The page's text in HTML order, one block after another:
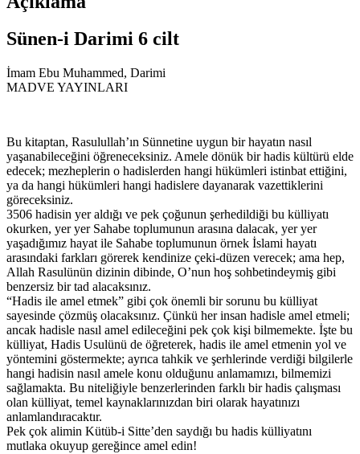
Sünen-i Darimi 6 cilt
İmam Ebu Muhammed, Darimi
MADVE YAYINLARI
Bu kitaptan, Rasulullah’ın Sünnetine uygun bir hayatın nasıl
yaşanabileceğini öğreneceksiniz. Amele dönük bir hadis kültürü elde
edecek; mezheplerin o hadislerden hangi hükümleri istinbat ettiğini,
ya da hangi hükümleri hangi hadislere dayanarak vazettiklerini
göreceksiniz.
3506 hadisin yer aldığı ve pek çoğunun şerhedildiği bu külliyatı
okurken, yer yer Sahabe toplumunun arasına dalacak, yer yer
yaşadığımız hayat ile Sahabe toplumunun örnek İslami hayatı
arasındaki farkları görerek kendinize çeki-düzen verecek; ama hep,
Allah Rasulünün dizinin dibinde, O’nun hoş sohbetindeymiş gibi
benzersiz bir tad alacaksınız.
“Hadis ile amel etmek” gibi çok önemli bir sorunu bu külliyat
sayesinde çözmüş olacaksınız. Çünkü her insan hadisle amel etmeli;
ancak hadisle nasıl amel edileceğini pek çok kişi bilmemekte. İşte bu
külliyat, Hadis Usulünü de öğreterek, hadis ile amel etmenin yol ve
yöntemini göstermekte; ayrıca tahkik ve şerhlerinde verdiği bilgilerle
hangi hadisin nasıl amele konu olduğunu anlamamızı, bilmemizi
sağlamakta. Bu niteliğiyle benzerlerinden farklı bir hadis çalışması
olan külliyat, temel kaynaklarınızdan biri olarak hayatınızı
anlamlandıracaktır.
Pek çok alimin Kütüb-i Sitte’den saydığı bu hadis külliyatını
mutlaka okuyup gereğince amel edin!